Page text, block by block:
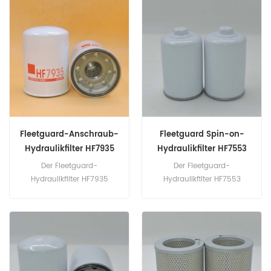
Teilenummer: HF35365
Teilname: Hydraulikfilter
Marke: Fleetguard
P566278, P566279, PALL
HC9700FKP27H.
Marke: Fleetguard
Fleetguard-Anschraub-
Hydraulikfilter HF7935
Der Fleetguard-
Hydraulikfilter HF7935
Teilname: Hydraulikfilter
Marke: Fleetguard
Fleetguard Spin-on-
Hydraulikfilter HF7553
Der Fleetguard-
Hydraulikfilter HF7553
425563,4252363,4252563,7
1497010; JOHN DEERE-
4252563; KAWASAKI-